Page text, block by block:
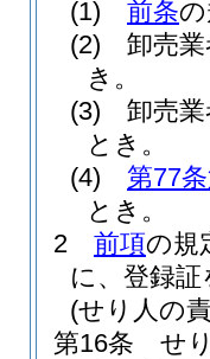
(1)
前条
(2)
卸売
き。
(3)
卸売
とき。
(4)
第77
とき。
2
前項の規
に、登録
(せり人の
第16条
せ